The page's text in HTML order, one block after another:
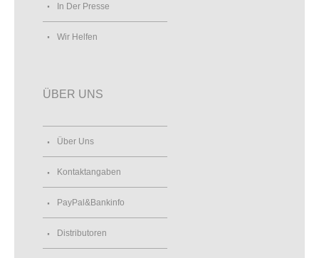
In Der Presse
Wir Helfen
ÜBER UNS
Über Uns
Kontaktangaben
PayPal&Bankinfo
Distributoren